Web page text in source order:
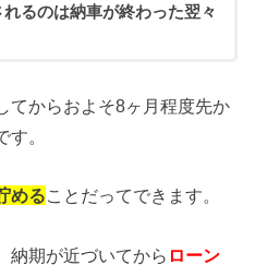
るのは納車が終わった翌々
てからおよそ8ヶ月程度先か
。
めることだってできます。
納期が近づいてから ローン